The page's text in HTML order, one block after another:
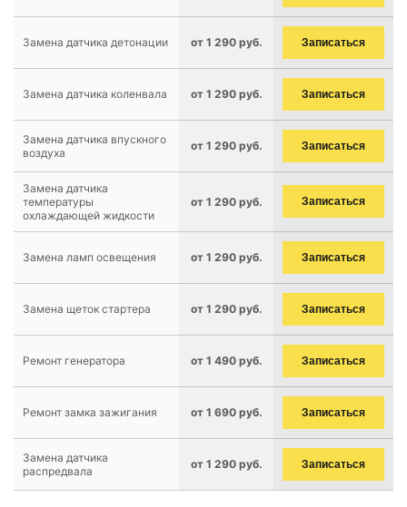
Замена датчика детонации от 1 290 руб. Записаться
Замена датчика коленвала от 1 290 руб. Записаться
Замена датчика впускного
воздуха
от 1 290 руб. Записаться
Замена датчика
температуры
охлаждающей жидкости
от 1 290 руб. Записаться
Замена ламп освещения от 1 290 руб. Записаться
Замена щеток стартера от 1 290 руб. Записаться
Ремонт генератора от 1 490 руб. Записаться
Ремонт замка зажигания от 1 690 руб. Записаться
Замена датчика
распредвала
от 1 290 руб. Записаться